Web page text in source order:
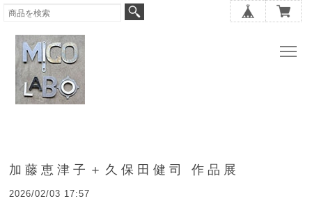
加藤恵津子＋久保田健司 作品展
2026/02/03 17:57